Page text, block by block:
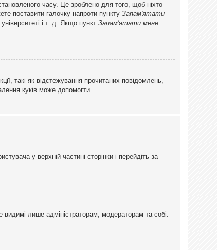
часу. Це зроблено для того, щоб ніхто
поставити галочку напроти пункту Запам'ятати
і т. д. Якщо пункт Запам'ятати мене
такі як відстежування прочитаних повідомлень,
куків може допомогти.
у верхній частині сторінки і перейдіть за
видимі лише адміністраторам, модераторам та собі.